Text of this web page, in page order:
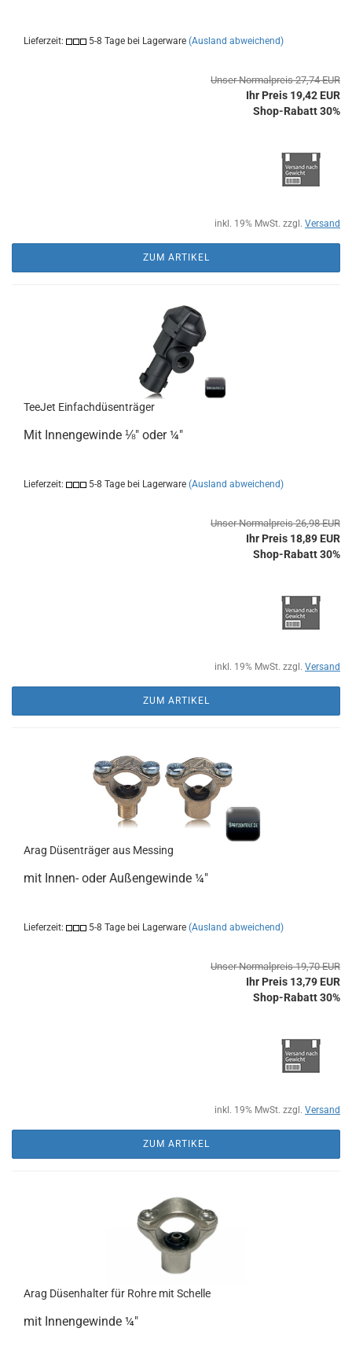
Lieferzeit: 5-8 Tage bei Lagerware (Ausland abweichend)
Unser Normalpreis 27,74 EUR
Ihr Preis 19,42 EUR
Shop-Rabatt 30%
inkl. 19% MwSt. zzgl. Versand
ZUM ARTIKEL
TeeJet Einfachdüsenträger
Mit Innengewinde ⅛" oder ¼"
Lieferzeit: 5-8 Tage bei Lagerware (Ausland abweichend)
Unser Normalpreis 26,98 EUR
Ihr Preis 18,89 EUR
Shop-Rabatt 30%
inkl. 19% MwSt. zzgl. Versand
ZUM ARTIKEL
Arag Düsenträger aus Messing
mit Innen- oder Außengewinde ¼"
Lieferzeit: 5-8 Tage bei Lagerware (Ausland abweichend)
Unser Normalpreis 19,70 EUR
Ihr Preis 13,79 EUR
Shop-Rabatt 30%
inkl. 19% MwSt. zzgl. Versand
ZUM ARTIKEL
Arag Düsenhalter für Rohre mit Schelle
mit Innengewinde ¼"